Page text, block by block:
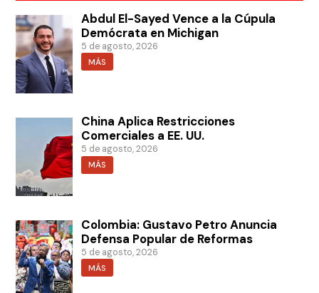
Abdul El-Sayed Vence a la Cúpula
Demócrata en Michigan
5 de agosto, 2026
MÁS
China Aplica Restricciones
Comerciales a EE. UU.
5 de agosto, 2026
MÁS
Colombia: Gustavo Petro Anuncia
Defensa Popular de Reformas
5 de agosto, 2026
MÁS